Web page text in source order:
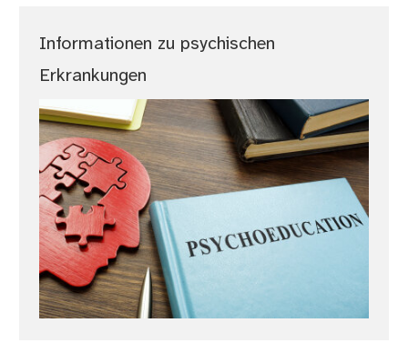
Informationen zu psychischen
Erkrankungen